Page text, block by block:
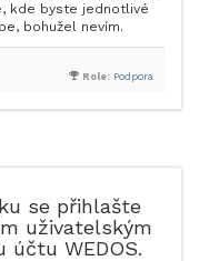
kde byste jednotlivé
bohužel nevím.
Role: Podpora
se přihlašte
uživatelským
účtu WEDOS.